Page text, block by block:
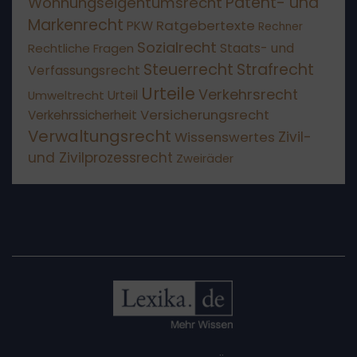
Markenrecht PKW Ratgebertexte Rechner
Rechtliche Fragen Sozialrecht Staats- und
Verfassungsrecht Steuerrecht Strafrecht
Umweltrecht Urteil Urteile Verkehrsrecht
Verkehrssicherheit Versicherungsrecht
Verwaltungsrecht Wissenswertes Zivil-
und Zivilprozessrecht Zweiräder